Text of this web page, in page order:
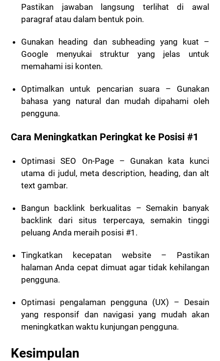
Pastikan jawaban langsung terlihat di awal
paragraf atau dalam bentuk poin.
Gunakan heading dan subheading yang kuat –
Google menyukai struktur yang jelas untuk
memahami isi konten.
Optimalkan untuk pencarian suara– Gunakan
bahasa yang natural dan mudah dipahami oleh
pengguna.
Cara Meningkatkan Peringkat ke Posisi #1
Optimasi SEO On-Page– Gunakan kata kunci
utama di judul, meta description, heading, dan alt
text gambar.
Bangun backlink berkualitas – Semakin banyak
backlink dari situs terpercaya, semakin tinggi
peluang Anda meraih posisi #1.
Tingkatkan kecepatan website– Pastikan
halaman Anda cepat dimuat agar tidak kehilangan
pengguna.
Optimasi pengalaman pengguna (UX) – Desain
yang responsif dan navigasi yang mudah akan
meningkatkan waktu kunjungan pengguna.
Kesimpulan